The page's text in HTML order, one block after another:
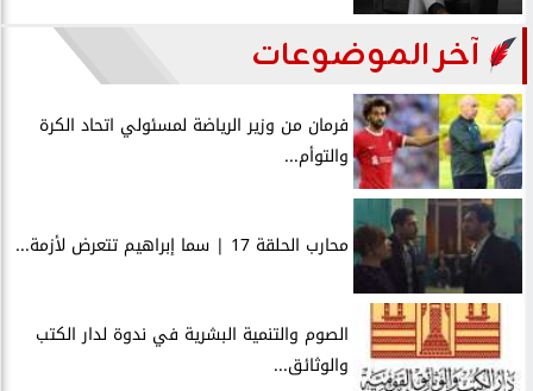
آخر الموضوعات
فرمان من وزير الرياضة لمسئولي اتحاد الكرة
والتوأم...
محارب الحلقة 17 | سما إبراهيم تتعرض لأزمة...
الصوم والتنمية البشرية في ندوة لدار الكتب
والوثائق...